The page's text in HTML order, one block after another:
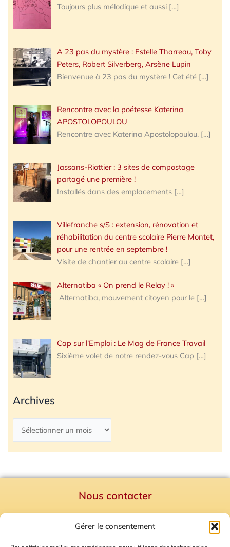
Gérer le consentement
Toujours plus mélodique et aussi […]
A 23 pas du mystère : Estelle Tharreau, Toby
Peters, Robert Silverberg, Arsène Lupin
Bienvenue à 23 pas du mystère ! Cet été […]
Rencontre avec la poétesse Katerina
APOSTOLOPOULOU
Rencontre avec Katerina Apostolopoulou, […]
Jassans-Riottier : 3 sites de compostage
partagé une première !
Installés dans des emplacements […]
Villefranche s/S : extension, rénovation et
réhabilitation du centre scolaire Pierre Montet,
pour une rentrée en septembre !
Visite de chantier au centre scolaire […]
Alternatiba « On prend le Relay ! »
Alternatiba, mouvement citoyen pour le […]
Cap sur l’Emploi : Le Mag de France Travail
Sixième volet de notre rendez-vous Cap […]
Archives
Nous contacter
Mentions Légales
Plan du site